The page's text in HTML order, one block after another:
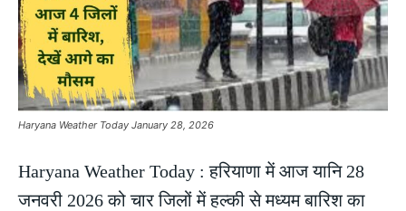
Haryana Weather Today January 28, 2026
Haryana Weather Today : हरियाणा में आज यानि 28
जनवरी 2026 को चार जिलों में हल्की से मध्यम बारिश का